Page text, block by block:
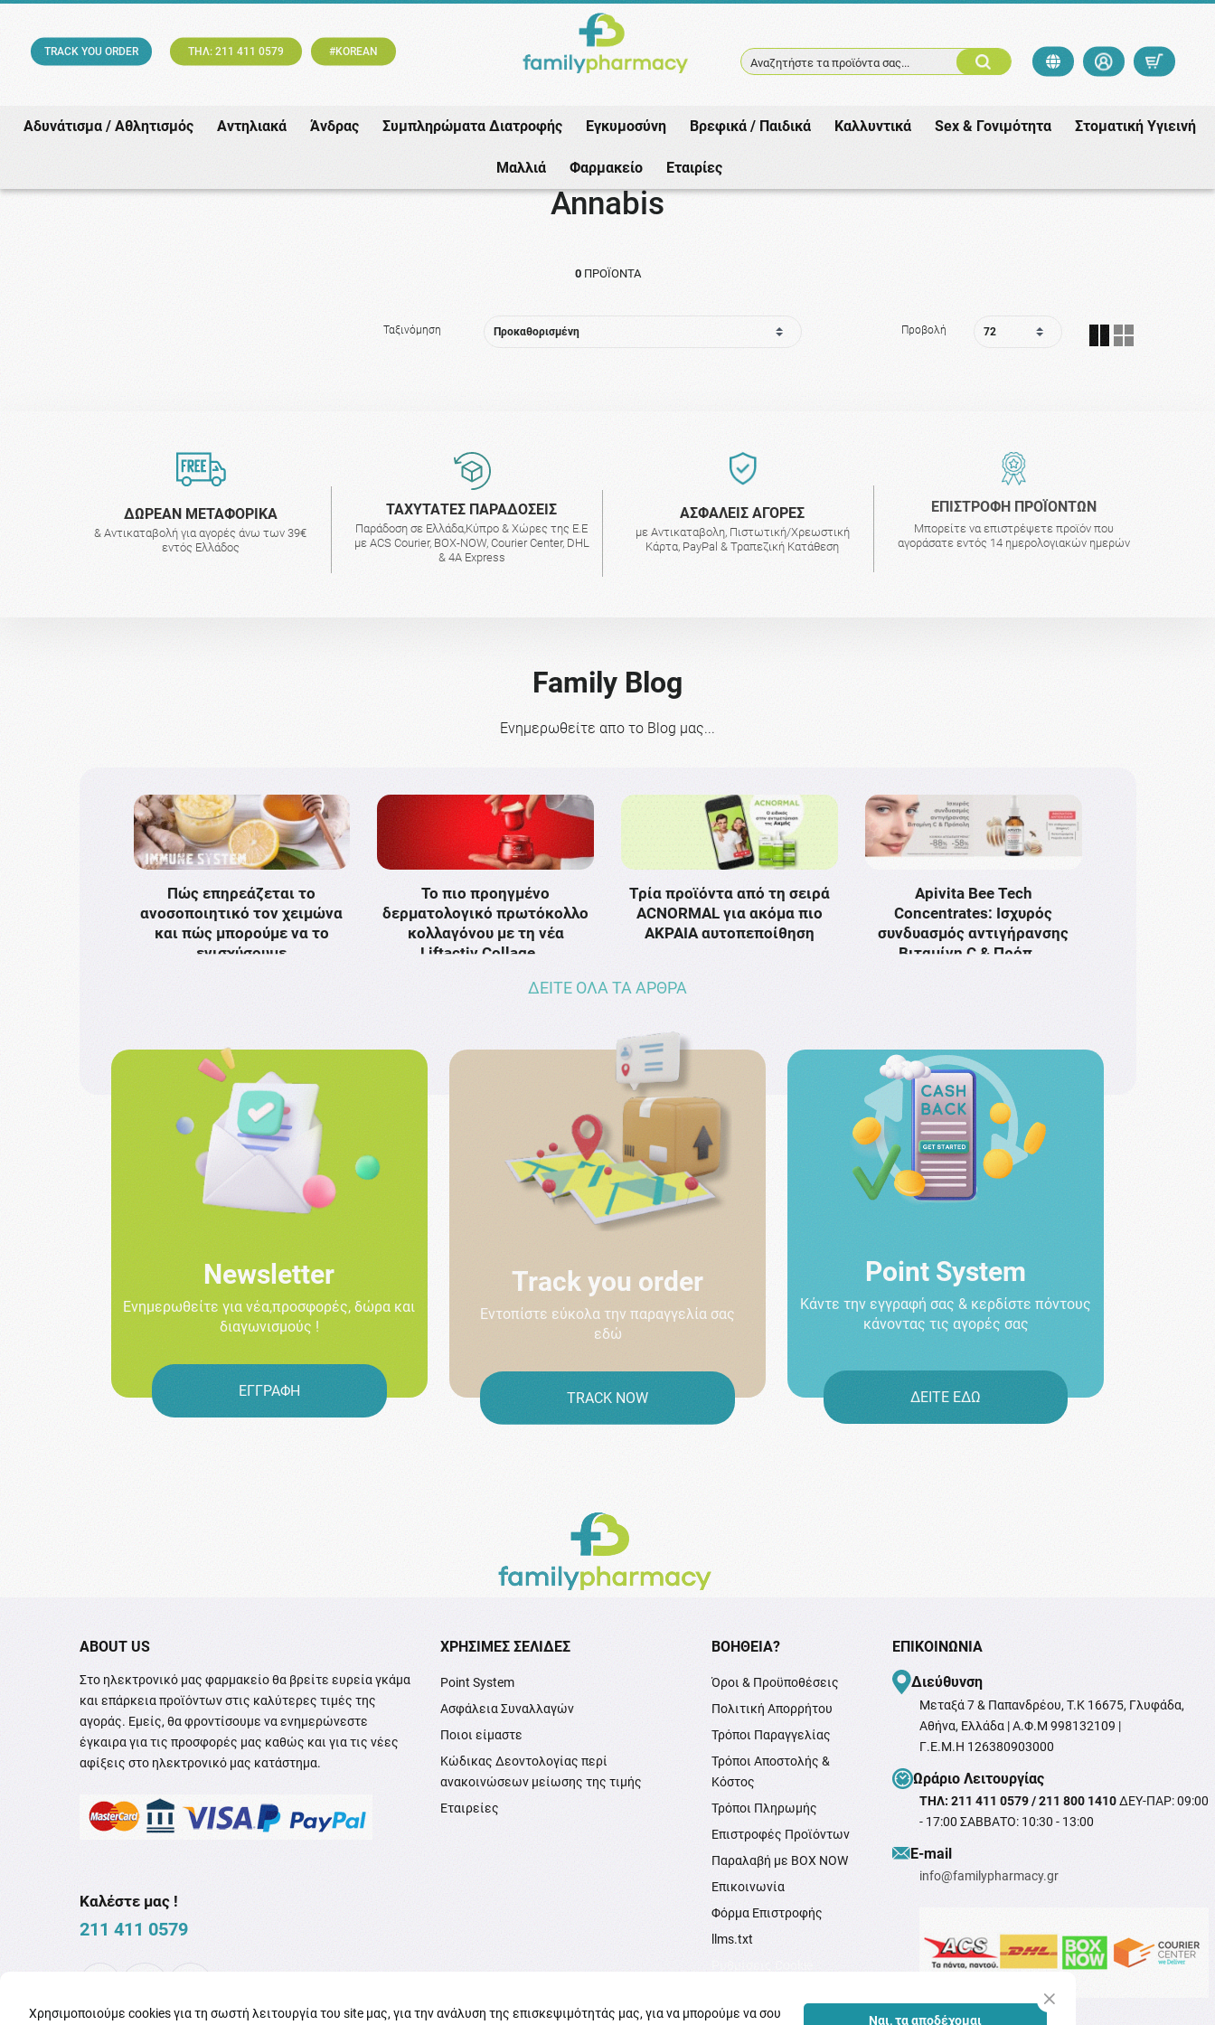
TRACK YOU ORDER ΤΗΛ: 211 411 0579 #KOREAN
Αναζητήστε τα προϊόντα σας...
Αδυνάτισμα / Αθλητισμός Αντηλιακά Άνδρας Συμπληρώματα Διατροφής Εγκυμοσύνη Βρεφικά / Παιδικά Καλλυντικά Sex & Γονιμότητα Στοματική Υγιεινή
Μαλλιά Φαρμακείο Εταιρίες
Αρχική / Εταιρίες / Annabis
Annabis
0ΠΡΟΪΌΝΤΑ
Ταξινόμηση Προβολή
ΔΩΡΕΑΝ ΜΕΤΑΦΟΡΙΚΑ
& Αντικαταβολή για αγορές άνω των 39€
εντός Ελλάδος
ΤΑΧΥΤΑΤΕΣ ΠΑΡΑΔΟΣΕΙΣ
Παράδοση σε Ελλάδα,Κύπρο & Χώρες της Ε.Ε
με ACS Courier, BOX-NOW, Courier Center, DHL
& 4A Express
AΣΦΑΛΕΙΣ ΑΓΟΡΕΣ
με Αντικαταβολη, Πιστωτική/Χρεωστική
Κάρτα, PayPal & Τραπεζική Κατάθεση
ΕΠΙΣΤΡΟΦΗ ΠΡΟΪΟΝΤΩΝ
Μπορείτε να επιστρέψετε προϊόν που
αγοράσατε εντός 14 ημερολογιακών ημερών
Family Blog
Ενημερωθείτε απο το Blog μας...
Πώς επηρεάζεται το
ανοσοποιητικό τον χειμώνα
και πώς μπορούμε να το
ενισχύσουμε
Το πιο προηγμένο
δερματολογικό πρωτόκολλο
κολλαγόνου με τη νέα
Liftactiv Collage …
Τρία προϊόντα από τη σειρά
ACNORMAL για ακόμα πιο
ΑΚΡΑΙΑ αυτοπεποίθηση
Apivita Bee Tech
Concentrates: Ισχυρός
συνδυασμός αντιγήρανσης
Bιταμίνη C & Πρόπ …
ΔΕΙΤΕ ΟΛΑ ΤΑ ΑΡΘΡΑ
Newsletter
Ενημερωθείτε για νέα,προσφορές, δώρα και
διαγωνισμούς !
ΕΓΓΡΑΦΗ
Track you order
Εντοπίστε εύκολα την παραγγελία σας
εδώ
TRACK NOW
Point System
Κάντε την εγγραφή σας & κερδίστε πόντους
κάνοντας τις αγορές σας
ΔΕΙΤΕ ΕΔΩ
ABOUT US
Στο ηλεκτρονικό μας φαρμακείο θα βρείτε ευρεία γκάμα
και επάρκεια προϊόντων στις καλύτερες τιμές της
αγοράς. Εμείς, θα φροντίσουμε να ενημερώνεστε
έγκαιρα για τις προσφορές μας καθώς και για τις νέες
αφίξεις στο ηλεκτρονικό μας κατάστημα.
Καλέστε μας !
211 411 0579
XΡΉΣΙΜΕΣ ΣΕΛΊΔΕΣ
Point System
Ασφάλεια Συναλλαγών
Ποιοι είμαστε
Κώδικας Δεοντολογίας περί
ανακοινώσεων μείωσης της τιμής
Εταιρείες
ΒΟΉΘΕΙΑ?
Όροι & Προϋποθέσεις
Πολιτική Απορρήτου
Τρόποι Παραγγελίας
Τρόποι Αποστολής &
Κόστος
Τρόποι Πληρωμής
Επιστροφές Προϊόντων
Παραλαβή με BOX NOW
Επικοινωνία
Φόρμα Επιστροφής
llms.txt
ΕΠΙΚΟΙΝΩΝΊΑ
Διεύθυνση
Μεταξά 7 & Παπανδρέου, T.K 16675, Γλυφάδα,
Αθήνα, Ελλάδα | Α.Φ.Μ 998132109 |
Γ.Ε.Μ.Η 126380903000
Ωράριο Λειτουργίας
ΤΗΛ: 211 411 0579 / 211 800 1410ΔΕΥ-ΠΑΡ: 09:00
- 17:00 ΣΑΒΒΑΤΟ: 10:30 - 13:00
Ε-mail
info@familypharmacy.gr
Χρησιμοποιούμε cookies για τη σωστή λειτουργία του site μας, για την ανάλυση της επισκεψιμότητάς μας, για να μπορούμε να σου Ναι, τα αποδέχομαι